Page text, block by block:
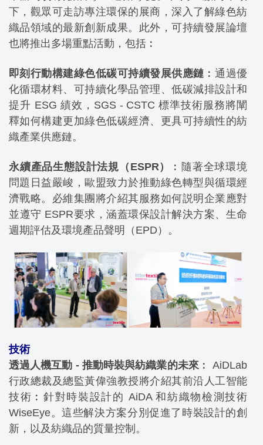
下，觀眾可走訪專注環保的展商，深入了解綠色紡
織品領域的最新創新成果。此外，可持續發展論壇
也將推出多場重點活動，包括︰
即刻行動構建綠色低碳可持續發展供應鏈 ︰通過優
化循環材料、可持續化學品管理、低碳減排設計和
提升 ESG 績效，SGS - CSTC 標準技術服務將闡
釋如何構建更加綠色低碳經濟、更具可持續性的紡
織產業供應鏈。
永續產品生態設計法規（ESPR）
︰隨著全球環境
問題日益嚴峻，歐盟致力於推動綠色轉型與循環經
濟戰略。必維集團將介紹其服務如何説明企業應對
並遵守 ESPR要求，涵蓋環保設計解決方案、生命
週期評估及環境產品聲明（EPD）。
技術
透過人機互動 - 推動時裝與紡織業的未來︰ AiDLab
行政總裁及總監黃偉強教授將介紹其前沿人工智能
技術︰針對時裝設計的 AiDA 和紡織物檢測技術
WiseEye。這些解決方案分別促進了時裝設計的創
新，以及紡織品的質量控制。